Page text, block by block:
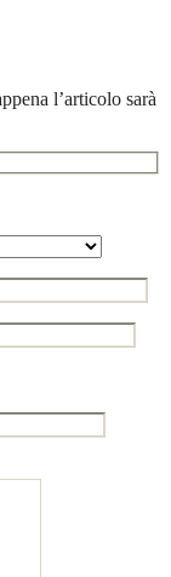
l’articolo sarà